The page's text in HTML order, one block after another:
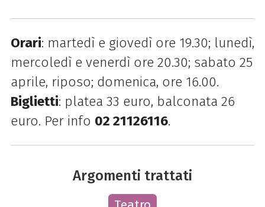
Orari: martedì e giovedì ore 19.30; lunedì,
mercoledì e venerdì ore 20.30; sabato 25
aprile, riposo; domenica, ore 16.00.
Biglietti: platea 33 euro, balconata 26
euro. Per info 02 21126116.
Argomenti trattati